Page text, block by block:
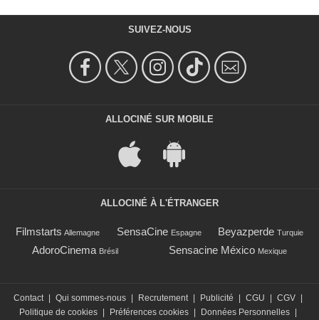
SUIVEZ-NOUS
ALLOCINÉ SUR MOBILE
ALLOCINÉ À L'ÉTRANGER
Filmstarts Allemagne SensaCine Espagne Beyazperde Turquie
AdoroCinema Brésil Sensacine México Mexique
Contact | Qui sommes-nous | Recrutement | Publicité | CGU | CGV |
Politique de cookies | Préférences cookies | Données Personnelles |